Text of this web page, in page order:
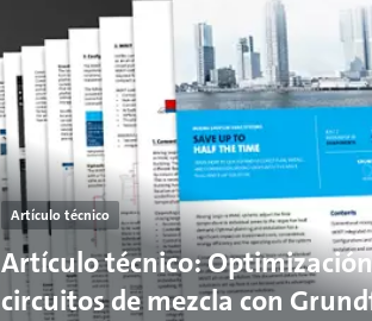
Artículo técnico
Artículo técnico:
circuitos de mezcla con